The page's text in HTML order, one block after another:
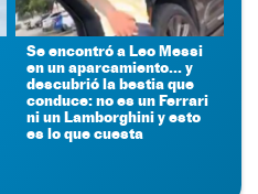
Se encontró a Leo Messi
en un aparcamiento... y
descubrió la bestia que
conduce: no es un Ferrari
ni un Lamborghini y esto
es lo que cuesta